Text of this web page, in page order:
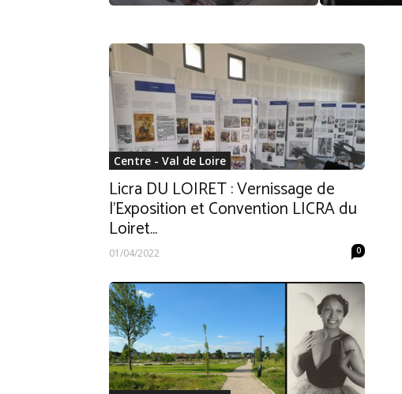
Centre - Val de Loire
Licra DU LOIRET : Vernissage de
l’Exposition et Convention LICRA du
Loiret...
01/04/2022 0